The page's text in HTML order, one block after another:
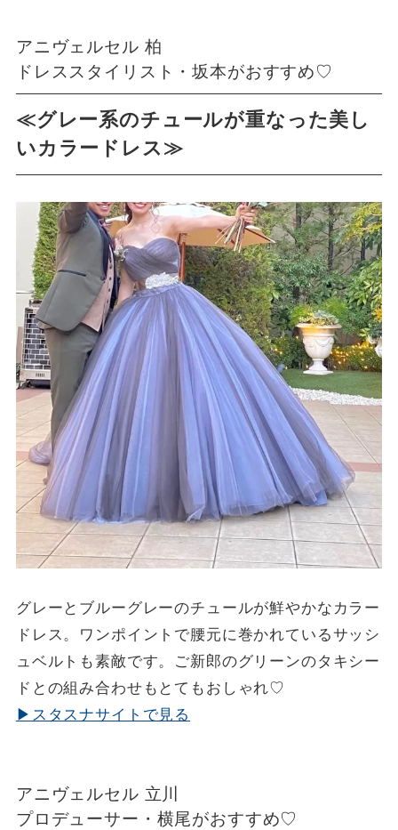
アニヴェルセル 柏
ドレススタイリスト・坂本がおすすめ♡
≪グレー系のチュールが重なった美し
いカラードレス≫
グレーとブルーグレーのチュールが鮮やかなカラー
ドレス。ワンポイントで腰元に巻かれているサッシ
ュベルトも素敵です。ご新郎のグリーンのタキシー
ドとの組み合わせもとてもおしゃれ♡
▶スタスナサイトで見る
アニヴェルセル 立川
プロデューサー・横尾がおすすめ♡